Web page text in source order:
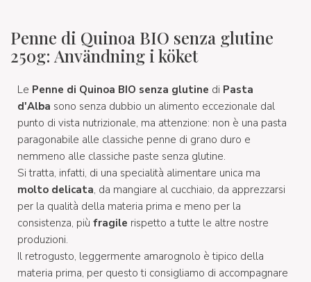
Penne di Quinoa BIO senza glutine
250g: Användning i köket
Le Penne di Quinoa BIO senza glutine di Pasta
d'Alba sono senza dubbio un alimento eccezionale dal
punto di vista nutrizionale, ma attenzione: non è una pasta
paragonabile alle classiche penne di grano duro e
nemmeno alle classiche paste senza glutine.
Si tratta, infatti, di una specialità alimentare unica ma
molto delicata, da mangiare al cucchiaio, da apprezzarsi
per la qualità della materia prima e meno per la
consistenza, più fragile rispetto a tutte le altre nostre
produzioni.
Il retrogusto, leggermente amarognolo è tipico della
materia prima, per questo ti consigliamo di accompagnare